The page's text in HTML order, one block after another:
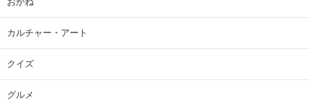
カルチャー・アート
クイズ
グルメ